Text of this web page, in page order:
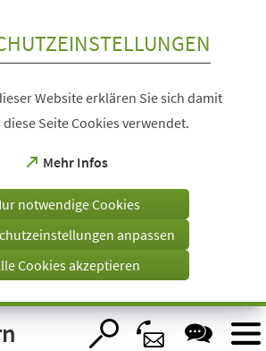
Website erklären Sie sich damit
Seite Cookies verwendet.
Mehr Infos
(Öffnet
einem
Tab)
notwendige Cookies
anpassen
Cookies akzeptieren